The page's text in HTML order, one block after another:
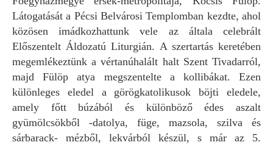
Látogatását a Pécsi Belvárosi Templomban kezdte, ahol
közösen imádkozhattunk vele az általa celebrált
Előszentelt Áldozatú Liturgián. A szertartás keretében
megemlékeztünk a vértanúhalált halt Szent Tivadarról,
majd Fülöp atya megszentelte a kollibákat. Ezen
különleges eledel a görögkatolikusok böjti eledele,
amely főtt búzából és különböző édes aszalt
gyümölcsökből -datolya, füge, mazsola, szilva és
sárbarack- mézből, lekvárból készül, s már az 5.